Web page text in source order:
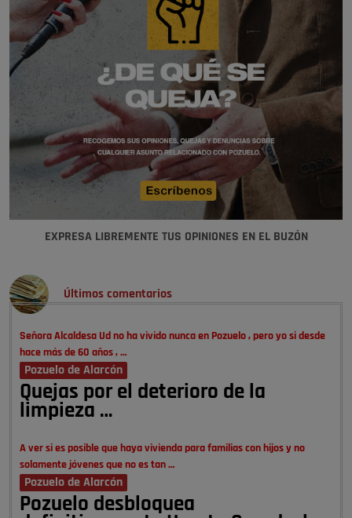
EXPRESA LIBREMENTE TUS OPINIONES EN EL BUZÓN
Últimos comentarios
Señora Alcaldesa Ud no ha vivido nunca en Pozuelo , pero yo si desde
hace más de 60 años , …
Pozuelo de Alarcón
Quejas por el deterioro de la
limpieza …
A ver si es posible que haya vivienda para familias con hijos y no
solamente jóvenes que no es tan …
Pozuelo de Alarcón
Pozuelo desbloquea